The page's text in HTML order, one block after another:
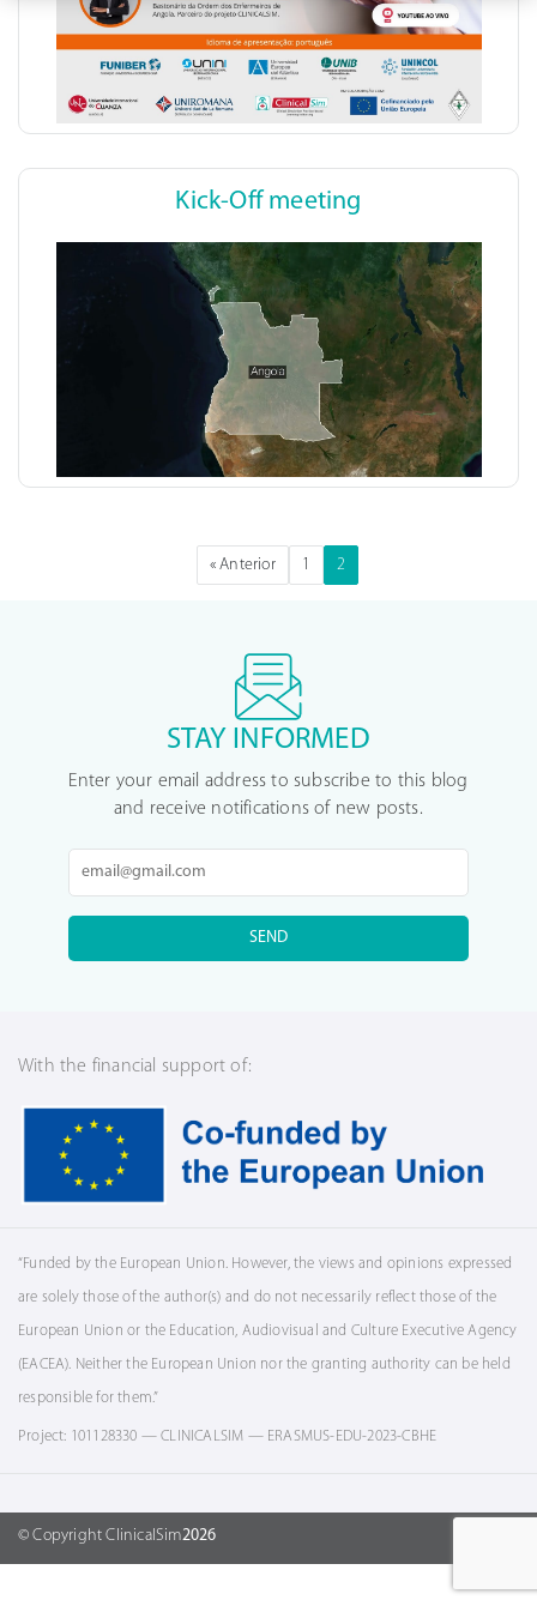
Kick-Off meeting
« Anterior 1 2
STAY INFORMED
Enter your email address to subscribe to this blog
and receive notifications of new posts.
SEND
With the financial support of:
“Funded by the European Union. However, the views and opinions expressed
are solely those of the author(s) and do not necessarily reflect those of the
European Union or the Education, Audiovisual and Culture Executive Agency
(EACEA). Neither the European Union nor the granting authority can be held
responsible for them.”
Project: 101128330 — CLINICALSIM — ERASMUS-EDU-2023-CBHE
© Copyright ClinicalSim2026